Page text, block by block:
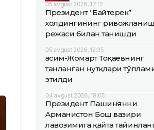
05 avgust 2026, 17:12
Президент “Байтерек”
холдингининг ривожланиш
режаси билан танишди
05 avgust 2026, 12:35
Қасим-Жомарт Тоқаевнинг
танланган нутқлари
этилди
04 avgust 2026, 18:05
Президент Пашинянни
Арманистон Бош вазири
лавозимига қайта